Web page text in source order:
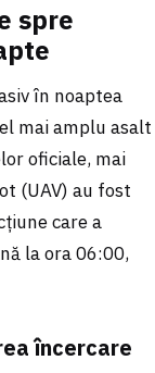
spre
în noaptea
mai amplu asalt
oficiale, mai
(UAV) au fost
care a
la ora 06:00,
încercare